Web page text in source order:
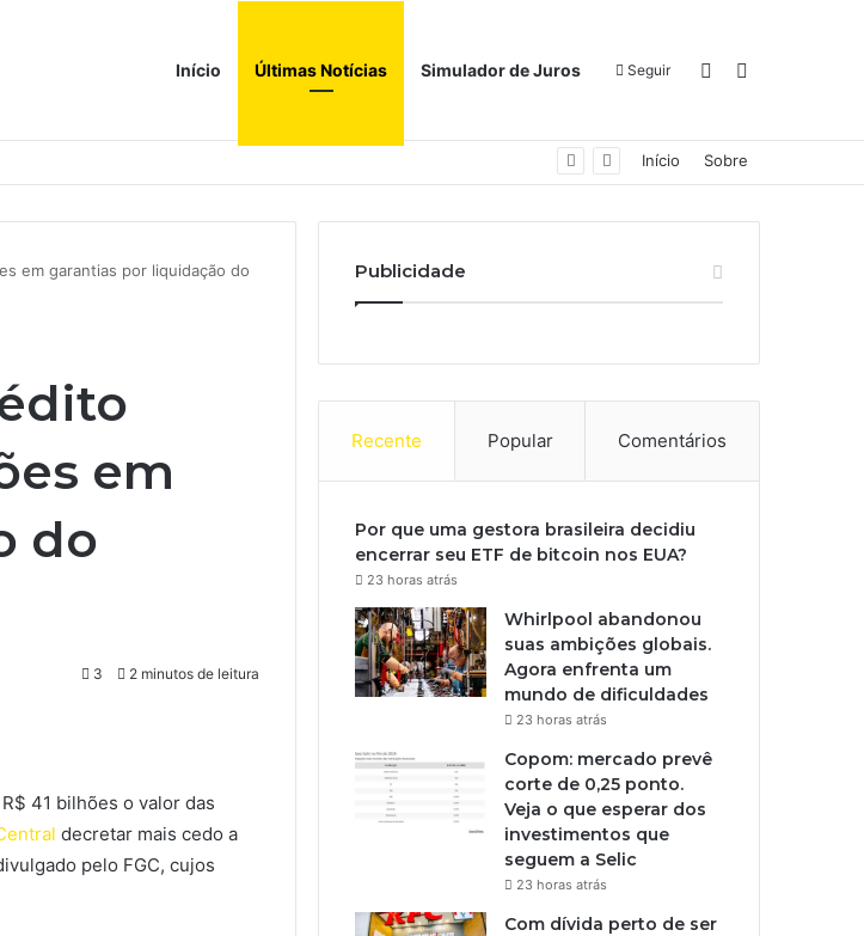
Início Últimas Notícias Simulador de Juros Seguir Switch skin
mundo de dificuldades Início Sobre
em garantias por liquidação do
em
do
3 2 minutos de leitura
41 bilhões o valor das
decretar mais cedo a
pelo FGC, cujos
Publicidade
Recente Popular Comentários
Por que uma gestora brasileira decidiu
encerrar seu ETF de bitcoin nos EUA?
23 horas atrás
Whirlpool abandonou
suas ambições globais.
Agora enfrenta um
mundo de dificuldades
23 horas atrás
Copom: mercado prevê
corte de 0,25 ponto.
Veja o que esperar dos
investimentos que
seguem a Selic
23 horas atrás
Com dívida perto de ser